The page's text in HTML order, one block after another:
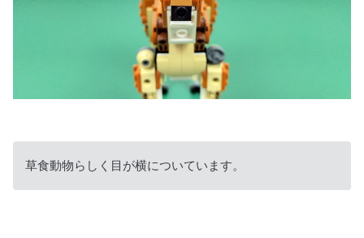
草食動物らしく目が横についています。